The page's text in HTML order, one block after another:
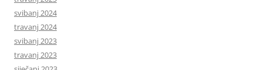
svibanj 2024
travanj 2024
svibanj 2023
travanj 2023